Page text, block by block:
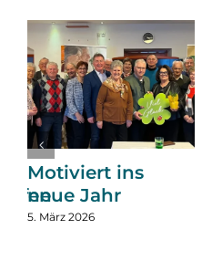
Motiviert ins
neue Jahr
5. März 2026